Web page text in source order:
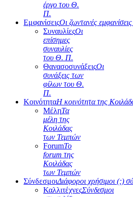
έργο του Θ.
Π.
ΕμφανίσειςΟι ζωντανές
ΣυναυλίεςΟι
επίσημες
συναυλίες
του Θ. Π.
ΘανασοσυνάξειςΟι
συνάξεις των
φίλων του Θ.
Π.
ΚοινότηταΗ κοινότητα της
ΜέληΤα
μέλη της
Κοιλάδας
των Τεμπών
ForumΤο
forum της
Κοιλάδας
των Τεμπών
ΣύνδεσμοιΔιάφοροι χρήσιμοι (;)
ΚαλλιτέχνεςΣύνδεσμοι